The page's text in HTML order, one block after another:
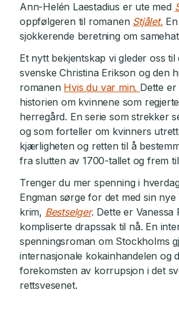
Ann-Helén Laestadius er ute med
oppfølgeren til romanen Stjålet.
sjokkerende beretning om
Et nytt bekjentskap vi gleder oss
svenske Christina Erikson og den
romanen Hvis du var min. Dette
historien om kvinnene som
herregård. En serie som strekker
og som forteller om kvinners
kjærligheten og retten til å
fra slutten av 1700-tallet og frem
Trenger du mer spenning i
Engman sørge for det med sin nye
krim, Bestselger. Dette er Vanessa
kompliserte drapssak til nå. En
spenningsroman om Stockholms
internasjonale kokainhandelen og
forekomsten av korrupsjon i det
rettsvesenet.